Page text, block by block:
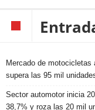
Mercado de motocicletas
supera las 95 mil
Sector automotor inicia
38,7% y roza las 20 mil